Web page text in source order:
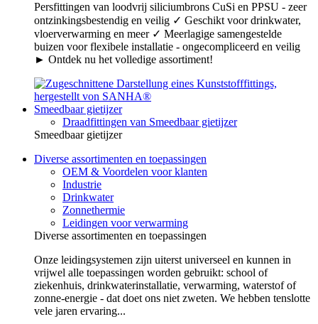
Persfittingen van loodvrij siliciumbrons CuSi en PPSU - zeer
ontzinkingsbestendig en veilig ✓ Geschikt voor drinkwater,
vloerverwarming en meer ✓ Meerlagige samengestelde
buizen voor flexibele installatie - ongecompliceerd en veilig
► Ontdek nu het volledige assortiment!
Smeedbaar gietijzer
Draadfittingen van Smeedbaar gietijzer
Smeedbaar gietijzer
Diverse assortimenten en toepassingen
OEM & Voordelen voor klanten
Industrie
Drinkwater
Zonnethermie
Leidingen voor verwarming
Diverse assortimenten en toepassingen
Onze leidingsystemen zijn uiterst universeel en kunnen in
vrijwel alle toepassingen worden gebruikt: school of
ziekenhuis, drinkwaterinstallatie, verwarming, waterstof of
zonne-energie - dat doet ons niet zweten. We hebben tenslotte
vele jaren ervaring...